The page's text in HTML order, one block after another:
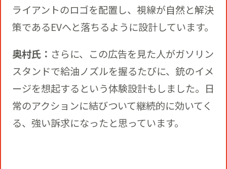
ライアントのロゴを配置し、視線が自然と解決
策であるEVへと落ちるように設計しています。
奥村氏： さらに、この広告を見た人がガソリン
スタンドで給油ノズルを握るたびに、銃のイメ
ージを想起するという体験設計もしました。日
常のアクションに結びついて継続的に効いてく
る、強い訴求になったと思っています。